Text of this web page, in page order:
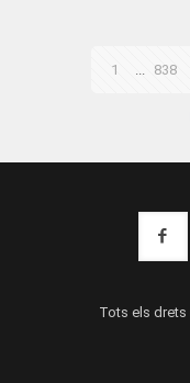
1 ... 838
Tots els drets